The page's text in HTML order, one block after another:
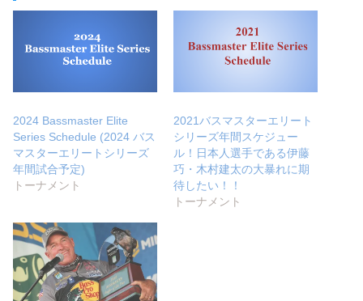
2024 Bassmaster Elite
Series Schedule (2024 バス
マスターエリートシリーズ
年間試合予定)
トーナメント
2021バスマスターエリート
シリーズ年間スケジュー
ル！日本人選手である伊藤
巧・木村建太の大暴れに期
待したい！！
トーナメント